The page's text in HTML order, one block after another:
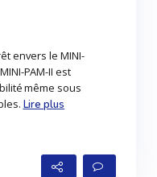
envers le MINI-
PAM-II est
même sous
Lire plus